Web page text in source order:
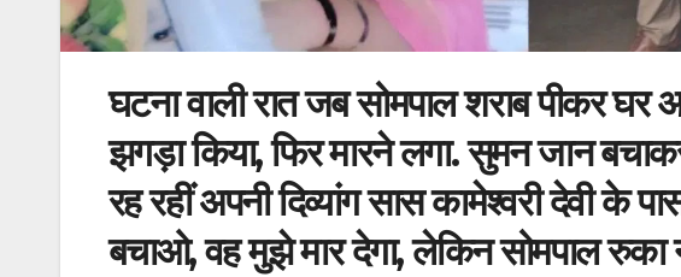
घटना वाली रात जब सोमपाल शराब पीकर
झगड़ा किया, फिर मारने लगा. सुमन जान
रह रहीं अपनी दिव्यांग सास कामेश्वरी देवी के
बचाओ, वह मुझे मार देगा, लेकिन सोमपाल रुका